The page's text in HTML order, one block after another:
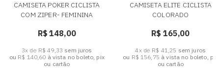
CAMISETA POKER CICLISTA
COM ZIPER- FEMININA
R$ 148,00
3x de R$ 49,33 sem juros
ou R$ 140,60 à vista no boleto, pix
ou cartão
CAMISETA ELITE CICLISTA
COLORADO
R$ 165,00
4x de R$ 41,25 sem juros
ou R$ 156,75 à vista no boleto, pix
ou cartão